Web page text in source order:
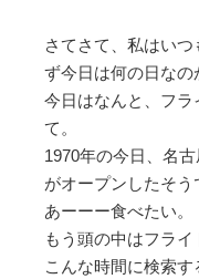
さてさて、私はい
ず今日は何の日なの
今日はなんと、フラ
て。
1970年の今日、名
がオープンしたそう
あーーー食べたい。
もう頭の中はフライ
こんな時間に検索